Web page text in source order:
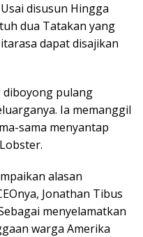
disusun Hingga
dua Tatakan yang
dapat disajikan
diboyong pulang
Ia memanggil
sama menyantap
alasan
Jonathan Tibus
menyelamatkan
warga Amerika